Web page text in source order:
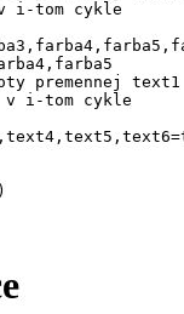
i-tom cykle
v i-tom cykle